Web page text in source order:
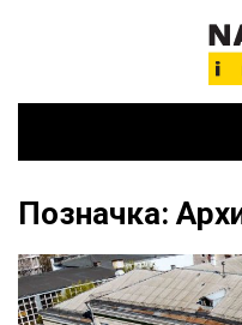
Позначка: